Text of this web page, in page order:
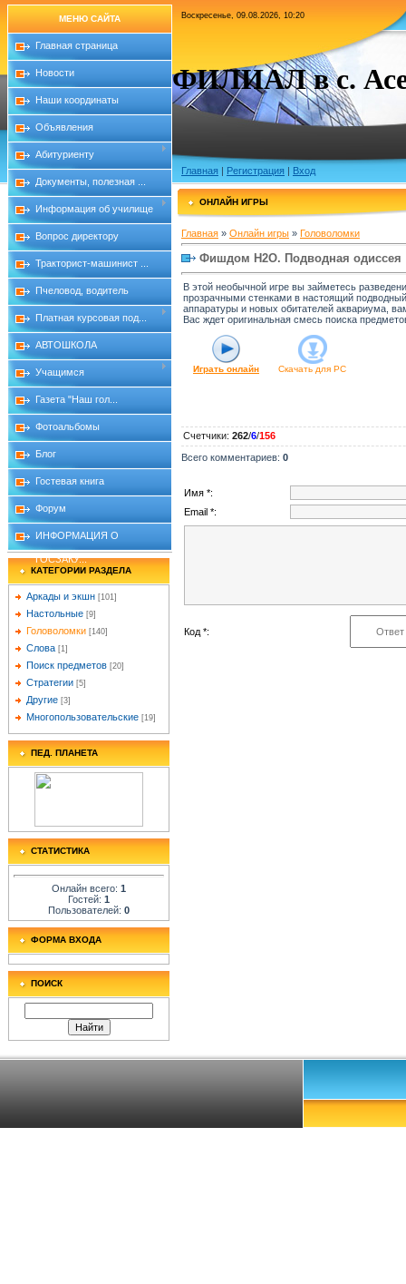
МЕНЮ САЙТА
Главная страница
Новости
Наши координаты
Объявления
Абитуриенту
Документы, полезная ...
Информация об училище
Вопрос директору
Тракторист-машинист ...
Пчеловод, водитель
Платная курсовая под...
АВТОШКОЛА
Учащимся
Газета "Наш гол...
Фотоальбомы
Блог
Гостевая книга
Форум
ИНФОРМАЦИЯ О
ГОСЗАКУ...
КАТЕГОРИИ РАЗДЕЛА
Аркады и экшн [101]
Настольные [9]
Головоломки [140]
Слова [1]
Поиск предметов [20]
Стратегии [5]
Другие [3]
Многопользовательские [19]
ПЕД. ПЛАНЕТА
СТАТИСТИКА
Онлайн всего: 1
Гостей: 1
Пользователей: 0
ФОРМА ВХОДА
ПОИСК
Воскресенье, 09.08.2026, 10:20
ФИЛИАЛ в с.
Главная | Регистрация | Вход
ОНЛАЙН ИГРЫ
Главная » Онлайн игры » Головоломки
Фишдом H2O. Подводная одиссея
В этой необычной игре вы займетесь
прозрачными стенками в настоящий
аппаратуры и новых обитателей аквариума,
Вас ждет оригинальная смесь поиска
Играть онлайн Скачать для PC
Счетчики: 262/6/156
Всего комментариев: 0
Имя *:
Email *:
Код *: